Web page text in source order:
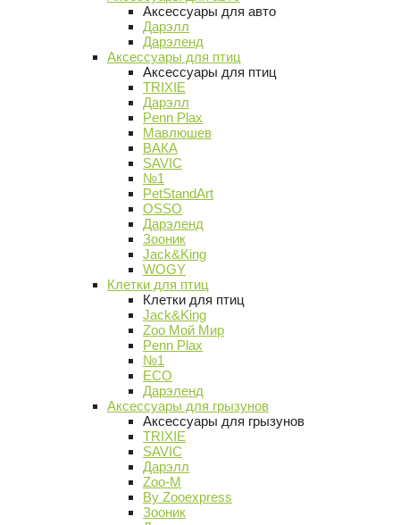
Аксессуары для авто
Дарэлл
Дарэленд
Аксессуары для птиц
Аксессуары для птиц
TRIXIE
Дарэлл
Penn Plax
Мавлюшев
ВАКА
SAVIC
№1
PetStandArt
OSSO
Дарэленд
Зооник
Jack&King
WOGY
Клетки для птиц
Клетки для птиц
Jack&King
Zoo Мой Мир
Penn Plax
№1
ECO
Дарэленд
Аксессуары для грызунов
Аксессуары для грызунов
TRIXIE
SAVIC
Дарэлл
Zoo-M
By Zooexpress
Зооник